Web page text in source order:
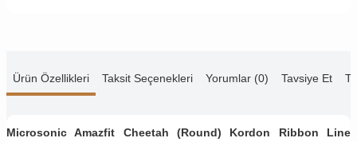
Ürün Özellikleri Taksit Seçenekleri Yorumlar (0) Tavsiye Et
Microsonic Amazfit Cheetah (Round) Kordon Ribbon Line